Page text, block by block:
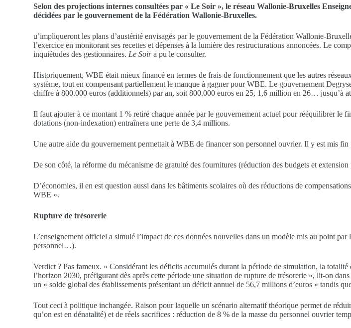
Selon des projections internes consultées par « Le Soir », le réseau Wallonie-Bruxelles
décidées par le gouvernement de la Fédération Wallonie-Bruxelles.
u’impliqueront les plans d’austérité envisagés par le gouvernement de la Fédération Wallonie-
l’exercice en monitorant ses recettes et dépenses à la lumière des restructurations annoncées. Le
inquiétudes des gestionnaires. Le Soira pu le consulter.
Historiquement, WBE était mieux financé en termes de frais de fonctionnement que les autres
système, tout en compensant partiellement le manque à gagner pour WBE. Le gouvernement
chiffre à 800.000 euros (additionnels) par an, soit 800.000 euros en 25, 1,6 million en 26… jusqu’à
Il faut ajouter à ce montant 1 % retiré chaque année par le gouvernement actuel pour rééquilibrer le
dotations (non-indexation) entraînera une perte de 3,4 millions.
Une autre aide du gouvernement permettait à WBE de financer son personnel ouvrier. Il y est mis
De son côté, la réforme du mécanisme de gratuité des fournitures (réduction des budgets et extension
D’économies, il en est question aussi dans les bâtiments scolaires où des réductions de
WBE ».
Rupture de trésorerie
L’enseignement officiel a simulé l’impact de ces données nouvelles dans un modèle mis au point
personnel…).
Verdict ? Pas fameux. « Considérant les déficits accumulés durant la période de simulation, la totalité
l’horizon 2030, préfigurant dès après cette période une situation de rupture de trésorerie », lit-on
un « solde global des établissements présentant un déficit annuel de 56,7 millions d’euros » tandis
Tout ceci à politique inchangée. Raison pour laquelle un scénario alternatif théorique permet de
qu’on est en dénatalité) et de réels sacrifices : réduction de 8 % de la masse du personnel ouvrier